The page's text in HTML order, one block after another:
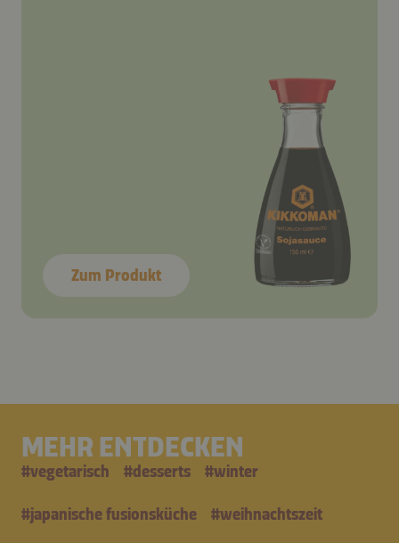
Zum Produkt
MEHR ENTDECKEN
#vegetarisch #desserts #winter
#japanische fusionsküche #weihnachtszeit